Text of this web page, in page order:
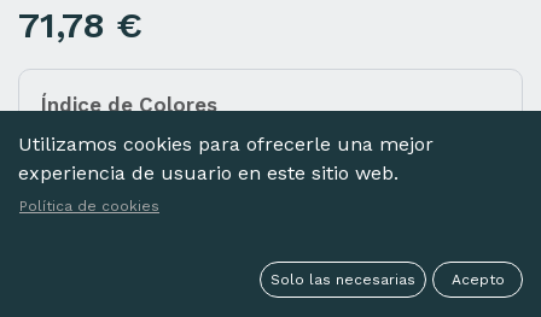
Índice de Colores
Añada diferentes colores a la cesta haciendo clic
en las imágenes de abajo.
71,78 €
Utilizamos cookies para ofrecerle una mejor
experiencia de usuario en este sitio web.
Política de cookies
Solo las necesarias Acepto